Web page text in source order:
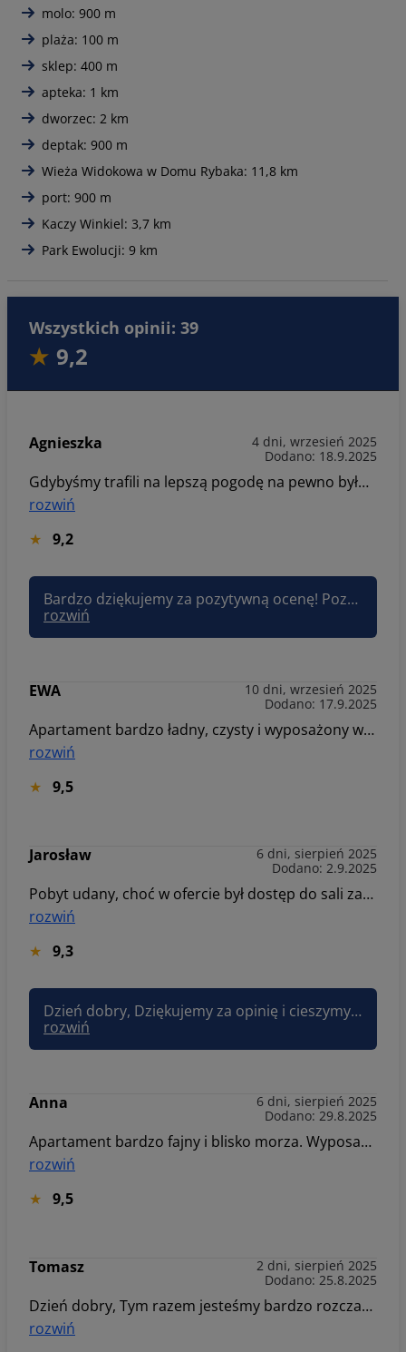
molo: 900 m
plaża: 100 m
sklep: 400 m
apteka: 1 km
dworzec: 2 km
deptak: 900 m
Wieża Widokowa w Domu Rybaka: 11,8 km
port: 900 m
Kaczy Winkiel: 3,7 km
Park Ewolucji: 9 km
Wszystkich opinii: 39
9,2
Agnieszka
4 dni, wrzesień 2025
Dodano: 18.9.2025
Gdybyśmy trafili na lepszą pogodę na pewno byłoby jeszcze lepiej, ale ogólnie było dobrze
rozwiń
9,2
Bardzo dziękujemy za pozytywną ocenę! Pozdrawiam, Joanna Sun&Snow
rozwiń
EWA
10 dni, wrzesień 2025
Dodano: 17.9.2025
Apartament bardzo ładny, czysty i wyposażony we wszystkie potrzebne sprzęty. Lokalizacja bardzo dobra, wszędzie blisko. Apartament znajduje się w budynku wielopiętrowym na zamkniętym osiedlu. Z minusów: mieszkania są bardzo blisko siebie z cienkimi ścianami, które nie zapewniają ciszy i prywatności. Nie ma gwarancji kto będzie mieszkał obok i jak będzie się zachowywać. Brak całodobowego kontaktu z personelem Sun & Snow.
rozwiń
9,5
Jarosław
6 dni, sierpień 2025
Dodano: 2.9.2025
Pobyt udany, choć w ofercie był dostęp do sali zabaw a na miejscu okazało się, że brak jest karty dostępu.
rozwiń
9,3
Dzień dobry, Dziękujemy za opinię i cieszymy się, że mimo wszystko pobyt był udany. Przepraszamy za niedogodność związaną z brakiem karty dostępu do sali zabaw – rozumiemy, jak ważne są zgodność oferty z rzeczywistością oraz dostęp do udogodnień, zwłaszcza dla rodzin z dziećmi. Pozdrawiam, Joanna Sun&Snow
rozwiń
Anna
6 dni, sierpień 2025
Dodano: 29.8.2025
Apartament bardzo fajny i blisko morza. Wyposażony bardzo dobrze. Ogródek daje dodatkową przestrzeń, + za moskitiery. Całość oceniam bardzo dobrze Niestety podobnie jak poprzednim razem ( nikt nie wyciągnął wniosków) zabrakło kostek do zmywarki i papieru toaletowego. Wydzielony przydział starczył by na 3-4 dni a nie 6-7.
rozwiń
9,5
Tomasz
2 dni, sierpień 2025
Dodano: 25.8.2025
Dzień dobry, Tym razem jesteśmy bardzo rozczarowani apartamentem. Trawa na ogródku nie skoszona, brak pilota do bramy wjazdowej, sofa w salonie rozwalona, brudno pleśń na silikonie w łazience , wentylacja zabrudzona, ogólnie apartament wymaga odświeżenia. Nie polecam tego apartamenty za takie pieniądze. Pozdrawiam serdecznie Tomasz Szlachetka
rozwiń